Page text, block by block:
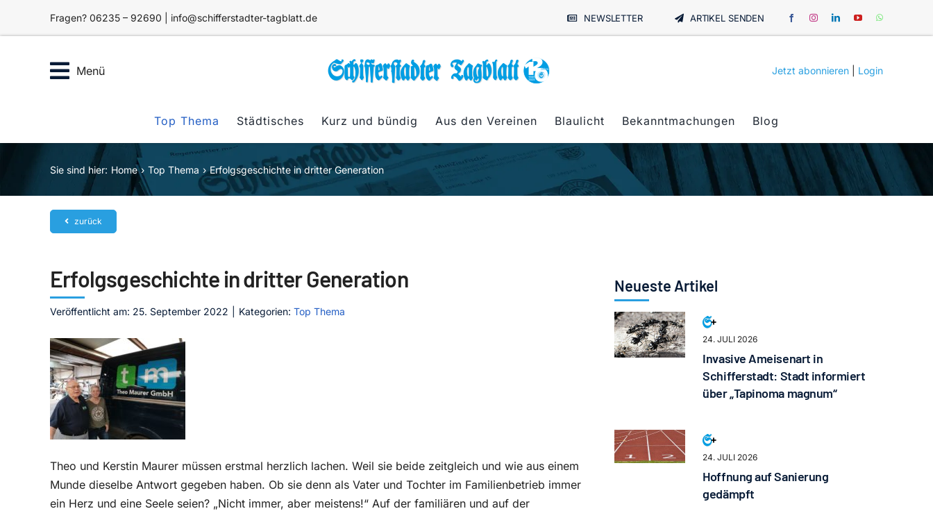
Fragen? 06235 – 92690 | info@schifferstadter-tagblatt.de NEWSLETTER ARTIKEL SENDEN
Menü Jetzt abonnieren Login
Top Thema Städtisches Kurz und bündig Aus den Vereinen Blaulicht Bekanntmachungen Blog
Sie sind hier: Home Top Thema Erfolgsgeschichte in dritter Generation
zurück
Erfolgsgeschichte in dritter Generation
Veröffentlicht am: 25. September 2022 Kategorien: Top Thema
Theo und Kerstin Maurer müssen erstmal herzlich lachen. Weil sie beide zeitgleich und wie aus einem
Munde dieselbe Antwort gegeben haben. Ob sie denn als Vater und Tochter im Familienbetrieb immer
ein Herz und eine Seele seien? „Nicht immer, aber meistens!“ Auf der familiären und auf der
Neueste Artikel
24. JULI 2026
Invasive Ameisenart in
Schifferstadt: Stadt informiert
über „Tapinoma magnum“
24. JULI 2026
Hoffnung auf Sanierung
gedämpft